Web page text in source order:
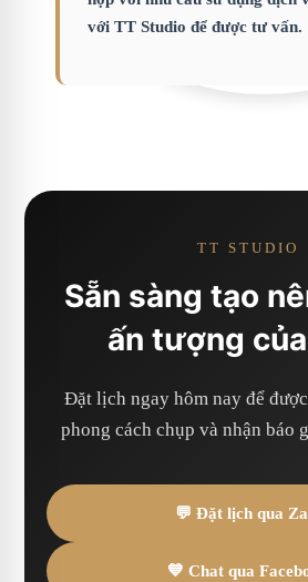
với TT Studio để được tư vấn.
TT STUDIO
Sẵn sàng tạo
ấn tượng
Đặt lịch ngay hôm nay để
phong cách chụp và nhận báo
💬 Đặt lịch qua
💙 Chat qua